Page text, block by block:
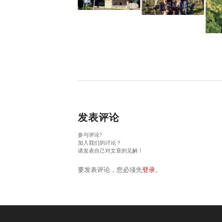
发表评论
参与评论?
加入我们的讨论？
请发表自己对文章的见解！
要发表评论，您必须先登录。